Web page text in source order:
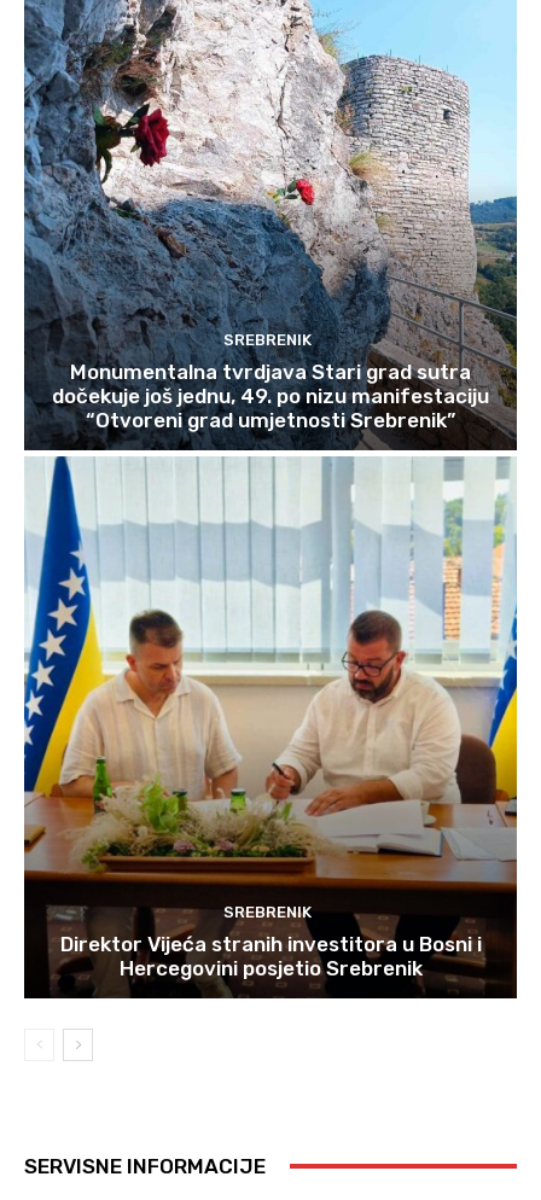
SREBRENIK
Monumentalna tvrdjava Stari grad sutra
dočekuje još jednu, 49. po nizu manifestaciju
“Otvoreni grad umjetnosti Srebrenik”
SREBRENIK
Direktor Vijeća stranih investitora u Bosni i
Hercegovini posjetio Srebrenik
SERVISNE INFORMACIJE